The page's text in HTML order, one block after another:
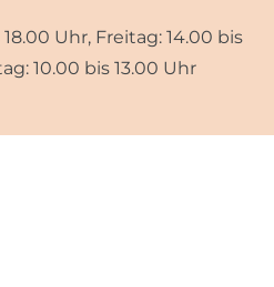
Uhr, Freitag: 14.00 bis
10.00 bis 13.00 Uhr